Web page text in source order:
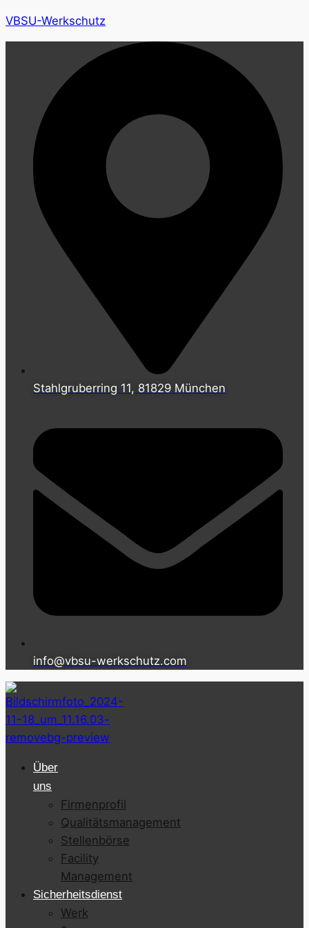
VBSU-Werkschutz
Stahlgruberring 11, 81829 München
info@vbsu-werkschutz.com
Über
uns
Firmenprofil
Qualitätsmanagement
Stellenbörse
Facility
Management
Sicherheitsdienst
Werk